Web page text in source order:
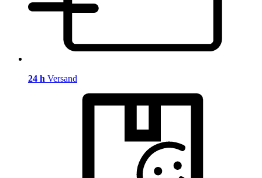
24 h Versand